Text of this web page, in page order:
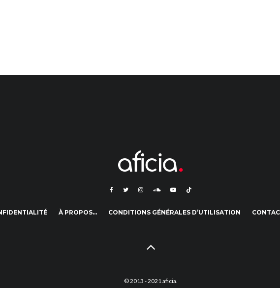
À PROPOS… CONDITIONS GÉNÉRALES D’UTILISATION
© 2013 - 2021 aficia.